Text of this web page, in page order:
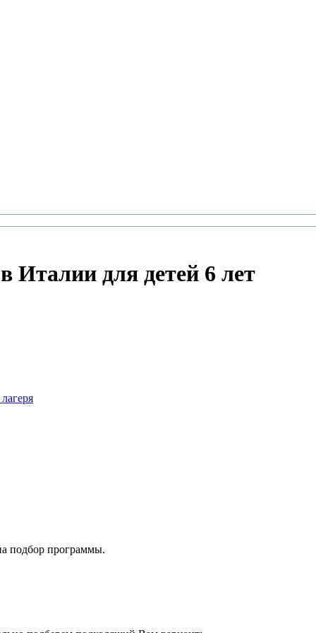
Италии для детей 6 лет
подбор программы.